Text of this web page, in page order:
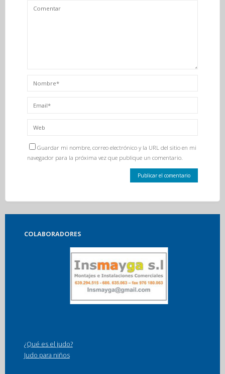
Guardar mi nombre, correo electrónico y la URL del sitio en mi
navegador para la próxima vez que publique un comentario.
COLABORADORES
¿Qué es el judo?
Judo para niños